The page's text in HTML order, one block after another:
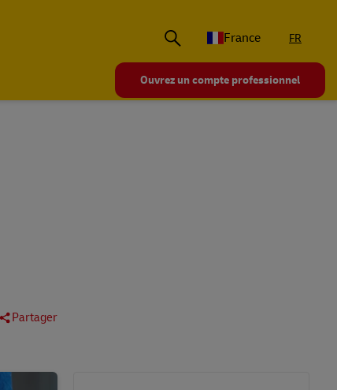
France
FR
Ouvrez un compte professionnel
Partager